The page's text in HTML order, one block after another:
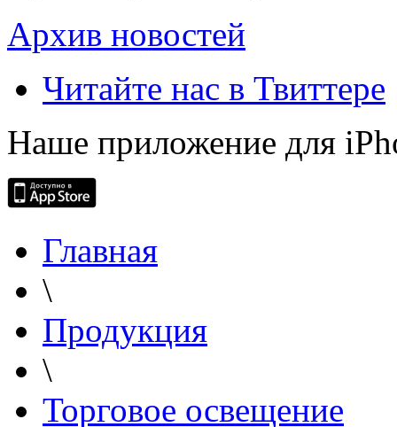
Архив новостей
Читайте нас в Твиттере
Наше приложение для
Главная
\
Продукция
\
Торговое освещение